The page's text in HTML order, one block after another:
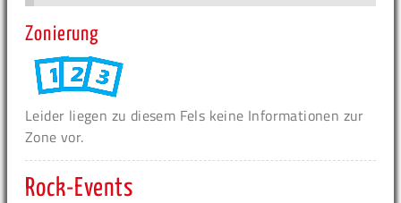
Zonierung
Leider liegen zu diesem Fels keine Informationen zur
Zone vor.
Rock-Events